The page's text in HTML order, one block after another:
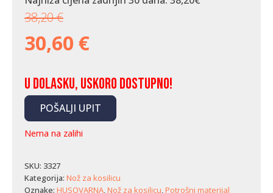
38,20€
30,60 €
U dolasku, uskoro dostupno!
POŠALJI UPIT
Nema na zalihi
SKU: 3327
Kategorija: Nož za kosilicu
Oznake: HUSQVARNA,Nož za kosilicu,Potrošni materijal